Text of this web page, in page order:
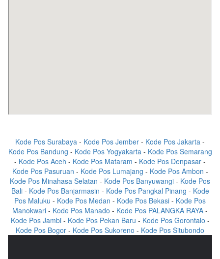
Kode Pos Surabaya - Kode Pos Jember - Kode Pos Jakarta -
Kode Pos Bandung - Kode Pos Yogyakarta- Kode Pos Semarang
- Kode Pos Aceh - Kode Pos Mataram - Kode Pos Denpasar -
Kode Pos Pasuruan - Kode Pos Lumajang - Kode Pos Ambon -
Kode Pos Minahasa Selatan - Kode Pos Banyuwangi - Kode Pos
Bali- Kode Pos Banjarmasin - Kode Pos Pangkal Pinang - Kode
Pos Maluku - Kode Pos Medan - Kode Pos Bekasi - Kode Pos
Manokwari - Kode Pos Manado - Kode Pos PALANGKA RAYA -
Kode Pos Jambi- Kode Pos Pekan Baru - Kode Pos Gorontalo -
Kode Pos Bogor - Kode Pos Sukoreno - Kode Pos Situbondo